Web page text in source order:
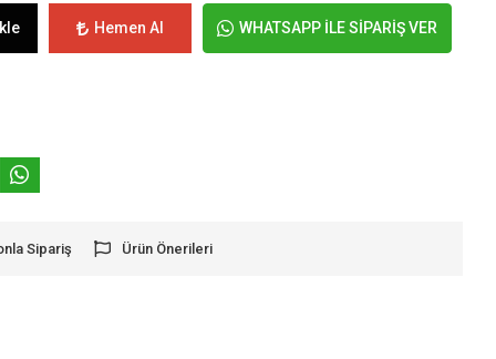
Hemen Al WHATSAPP İLE SİPARİŞ VER
Sipariş Ürün Önerileri